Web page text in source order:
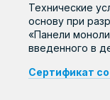
Технические
основу при
«Панели
введенного в
Сертификат